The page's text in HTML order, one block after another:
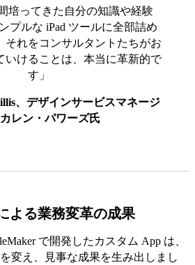
培ってきた自分の知識や経験
プルな iPad ツールに全部詰め
それをコンサルタントたちがお
いけることは、本当に革新的で
す」
、デザインサービスマネージ
レン・パワーズ氏
よる業務変革の成果
で開発したカスタム App は、
変え、見事な成果を生み出しまし